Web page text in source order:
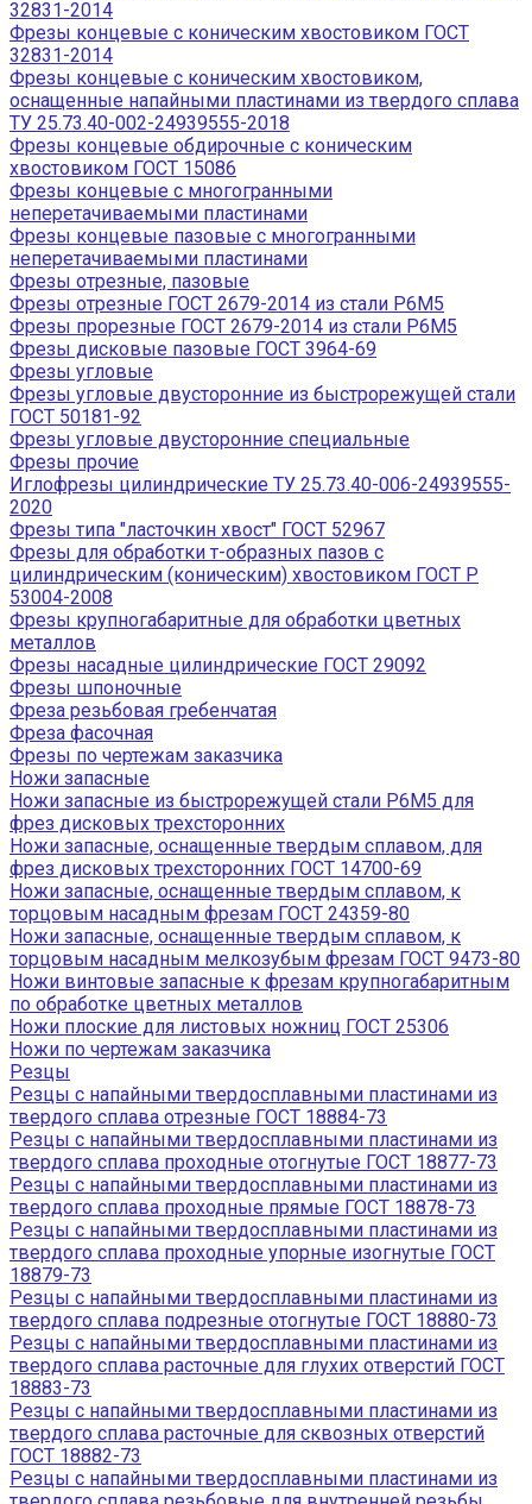
32831-2014
Фрезы концевые с коническим хвостовиком ГОСТ
32831-2014
Фрезы концевые с коническим хвостовиком,
оснащенные напайными пластинами из твердого сплава
ТУ 25.73.40-002-24939555-2018
Фрезы концевые обдирочные с коническим
хвостовиком ГОСТ 15086
Фрезы концевые с многогранными
неперетачиваемыми пластинами
Фрезы концевые пазовые с многогранными
неперетачиваемыми пластинами
Фрезы отрезные, пазовые
Фрезы отрезные ГОСТ 2679-2014 из стали Р6М5
Фрезы прорезные ГОСТ 2679-2014 из стали Р6М5
Фрезы дисковые пазовые ГОСТ 3964-69
Фрезы угловые
Фрезы угловые двусторонние из быстрорежущей стали
ГОСТ 50181-92
Фрезы угловые двусторонние специальные
Фрезы прочие
Иглофрезы цилиндрические ТУ 25.73.40-006-24939555-
2020
Фрезы типа "ласточкин хвост" ГОСТ 52967
Фрезы для обработки т-образных пазов с
цилиндрическим (коническим) хвостовиком ГОСТ Р
53004-2008
Фрезы крупногабаритные для обработки цветных
металлов
Фрезы насадные цилиндрические ГОСТ 29092
Фрезы шпоночные
Фреза резьбовая гребенчатая
Фреза фасочная
Фрезы по чертежам заказчика
Ножи запасные
Ножи запасные из быстрорежущей стали Р6М5 для
фрез дисковых трехсторонних
Ножи запасные, оснащенные твердым сплавом, для
фрез дисковых трехсторонних ГОСТ 14700-69
Ножи запасные, оснащенные твердым сплавом, к
торцовым насадным фрезам ГОСТ 24359-80
Ножи запасные, оснащенные твердым сплавом, к
торцовым насадным мелкозубым фрезам ГОСТ 9473-80
Ножи винтовые запасные к фрезам крупногабаритным
по обработке цветных металлов
Ножи плоские для листовых ножниц ГОСТ 25306
Ножи по чертежам заказчика
Резцы
Резцы с напайными твердосплавными пластинами из
твердого сплава отрезные ГОСТ 18884-73
Резцы с напайными твердосплавными пластинами из
твердого сплава проходные отогнутые ГОСТ 18877-73
Резцы с напайными твердосплавными пластинами из
твердого сплава проходные прямые ГОСТ 18878-73
Резцы с напайными твердосплавными пластинами из
твердого сплава проходные упорные изогнутые ГОСТ
18879-73
Резцы с напайными твердосплавными пластинами из
твердого сплава подрезные отогнутые ГОСТ 18880-73
Резцы с напайными твердосплавными пластинами из
твердого сплава расточные для глухих отверстий ГОСТ
18883-73
Резцы с напайными твердосплавными пластинами из
твердого сплава расточные для сквозных отверстий
ГОСТ 18882-73
Резцы с напайными твердосплавными пластинами из